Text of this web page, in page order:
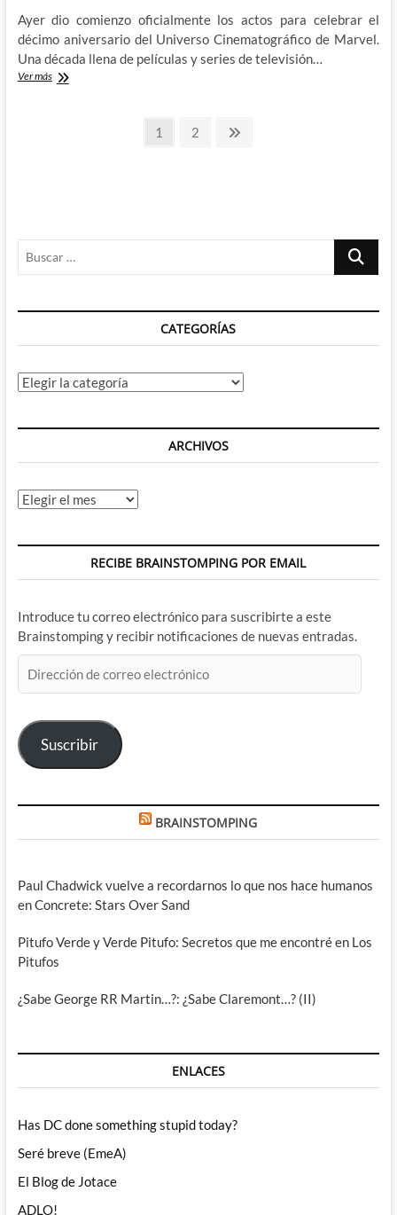
Ayer dio comienzo oficialmente los actos para celebrar el
décimo aniversario del Universo Cinematográfico de Marvel.
Una década llena de películas y series de televisión…
Ver másDiez
Página
1 Página
2
Buscar
CATEGORÍAS
Categorías
ARCHIVOS
Archivos
RECIBE BRAINSTOMPING POR EMAIL
Introduce tu correo electrónico para suscribirte a este
Brainstomping y recibir notificaciones de nuevas entradas.
de
electrónico
Suscribir
BRAINSTOMPING
Paul Chadwick vuelve a recordarnos lo que nos hace humanos
en Concrete: Stars Over Sand
Pitufo Verde y Verde Pitufo: Secretos que me encontré en Los
Pitufos
¿Sabe George RR Martin…?: ¿Sabe Claremont…? (II)
ENLACES
Has DC done something stupid today?
Seré breve (EmeA)
El Blog de Jotace
ADLO!